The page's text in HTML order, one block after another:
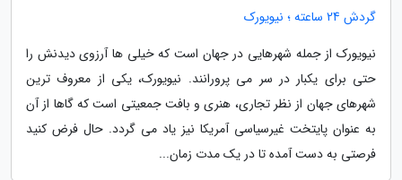
گردش 24 ساعته ؛ نیویورک
نیویورک از جمله شهرهایی در جهان است که خیلی ها آرزوی دیدنش را
حتی برای یکبار در سر می پرورانند. نیویورک، یکی از معروف ترین
شهرهای جهان از نظر تجاری، هنری و بافت جمعیتی است که گاها از آن
به عنوان پایتخت غیرسیاسی آمریکا نیز یاد می گردد. حال فرض کنید
فرصتی به دست آمده تا در یک مدت زمان...